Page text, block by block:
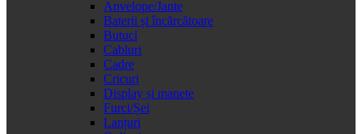
Anvelope/Jante
Baterii și încărcătoare
Butuci
Cabluri
Cadre
Cricuri
Display și manete
Furci/Șei
Lanțuri